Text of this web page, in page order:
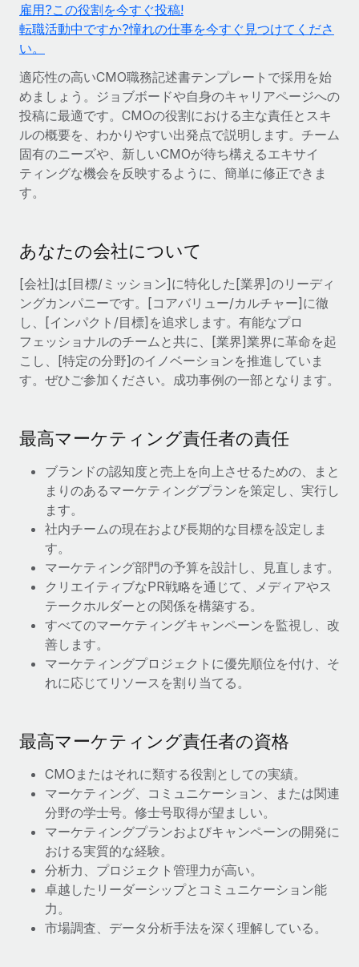
Remote統合
プラットフォーム
チームのための人事の基本機能を内蔵
接続
新しい
当社のMCPを使用して、あらゆるAIツールをRemoteに接続
統合
サービス
専門家に相談
グローバル人事・コンプライアンスの専門サポート
バックグラウンドチェック
候補者の選考プロセスをシンプルに
コンプライアンスリスクを先回りして対応
デバイス管理
ITデバイスを世界規模で提供・管理
法人設立
法令順守した法人をスピーディに設立
移住・転勤
従業員の異動をスムーズに
福利厚生
従業員の福利厚生を簡単に管理
ミッドマーケット
企業
大企業向けのグローバルHR
パートナーに登録
戦略的テクノロジーパートナー
当社とのパートナーシップの可能性を検討する
Remote Build 近日リリース予定
統合とAI自動化に関するコンサルティング
活用事例
リサーチおよびガイド
活用事例
HR用語集
チェックリストおよびテンプレート
職務内容ライブラリ
ウェビナー
ニュースルーム
給与・人材情報
情報センター
サポートを依頼する
すべてのリソースを表示する
ブログ
EORおよびPEO
契約社員管理
税務
ブログを読む
ブログ
Remoteの製品アップデート：GustoとXeroの統合お
Remoteの使命は、世界のどこにいても、あらゆる規模の企業が
ることです。この数週間で、新しい統合、機能、改良点をリリー
スしました。...
詳細を見る
給与詐欺：種類、事例、ビジネスを守る方法
給与, 賃金は詐欺の特に魅力的な標的です。多額の資金がシステ
ム間で頻繁に移動しているためです。このため、自社のビジネス
Español
Italiano
Português (Portugal)
日本語
한국어
雇用?この役割を今すぐ投稿!
転職活動中ですか?憧れの仕事を今すぐ見つけてくださ
い。
適応性の高いCMO職務記述書テンプレートで採用を始
めましょう。ジョブボードや自身のキャリアページへの
投稿に最適です。CMOの役割における主な責任とスキ
ルの概要を、わかりやすい出発点で説明します。チーム
固有のニーズや、新しいCMOが待ち構えるエキサイ
ティングな機会を反映するように、簡単に修正できま
す。
あなたの会社について
[会社]は[目標/ミッション]に特化した[業界]のリーディ
ングカンパニーです。[コアバリュー/カルチャー]に徹
し、[インパクト/目標]を追求します。有能なプロ
フェッショナルのチームと共に、[業界]業界に革命を起
こし、[特定の分野]のイノベーションを推進していま
す。ぜひご参加ください。成功事例の一部となります。
最高マーケティング責任者の責任
ブランドの認知度と売上を向上させるための、まと
まりのあるマーケティングプランを策定し、実行し
ます。
社内チームの現在および長期的な目標を設定しま
す。
マーケティング部門の予算を設計し、見直します。
クリエイティブなPR戦略を通じて、メディアやス
テークホルダーとの関係を構築する。
すべてのマーケティングキャンペーンを監視し、改
善します。
マーケティングプロジェクトに優先順位を付け、そ
れに応じてリソースを割り当てる。
最高マーケティング責任者の資格
CMOまたはそれに類する役割としての実績。
マーケティング、コミュニケーション、または関連
分野の学士号。修士号取得が望ましい。
マーケティングプランおよびキャンペーンの開発に
おける実質的な経験。
分析力、プロジェクト管理力が高い。
卓越したリーダーシップとコミュニケーション能
力。
市場調査、データ分析手法を深く理解している。